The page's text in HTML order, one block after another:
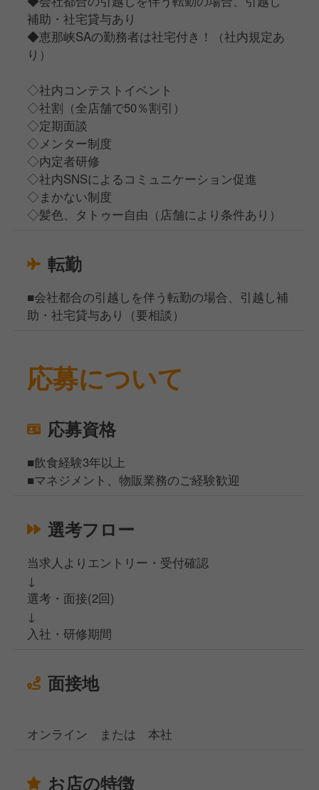
補助・社宅貸与あり
◆恵那峡SAの勤務者は社宅付き！（社内規定あ
り）
◇社内コンテストイベント
◇社割（全店舗で50％割引）
◇定期面談
◇メンター制度
◇内定者研修
◇社内SNSによるコミュニケーション促進
◇まかない制度
◇髪色、タトゥー自由（店舗により条件あり）
転勤
■会社都合の引越しを伴う転勤の場合、引越し補
助・社宅貸与あり（要相談）
応募について
応募資格
■飲食経験3年以上
■マネジメント、物販業務のご経験歓迎
選考フロー
当求人よりエントリー・受付確認
↓
選考・面接(2回)
↓
入社・研修期間
面接地
オンライン または 本社
お店の特徴